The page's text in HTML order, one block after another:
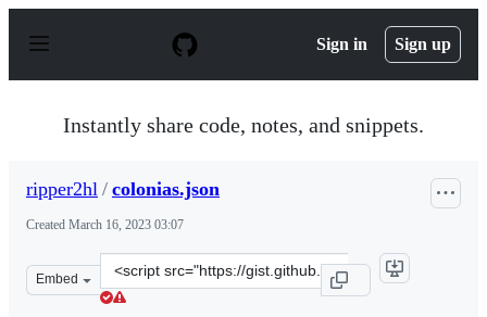
p
Sign in Sign up
Instantly share code, notes, and snippets.
ripper2hl / colonias.json
Created March 16, 2023 03:07
Embed
Clone
this